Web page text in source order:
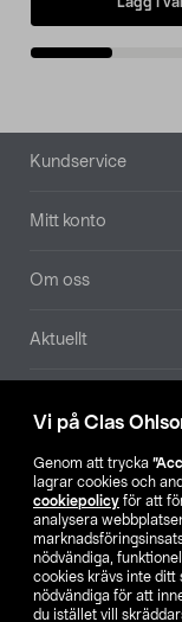
Vi på Clas
Genom att trycka
lagrar cookies och
cookiepolicy för att
analysera
nödvändiga,
cookies krävs inte ditt
nödvändiga för att
du istället vill
Sidfot
Kundservice
Mitt konto
Om oss
Aktuellt